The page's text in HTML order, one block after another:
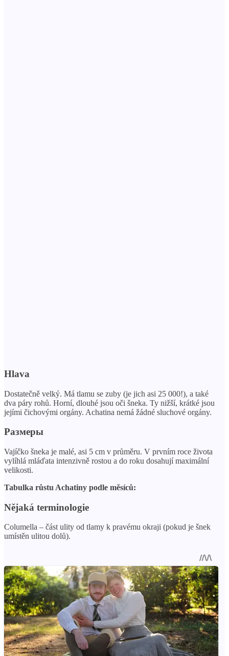
Hlava
Dostatečně velký. Má tlamu se zuby (je jich asi 25 000!), a také
dva páry rohů. Horní, dlouhé jsou oči šneka. Ty nižší, krátké jsou
jejími čichovými orgány. Achatina nemá žádné sluchové orgány.
Размеры
Vajíčko šneka je malé, asi 5 cm v průměru. V prvním roce života
vylíhlá mláďata intenzivně rostou a do roku dosahují maximální
velikosti.
Tabulka růstu Achatiny podle měsíců:
Nějaká terminologie
Columella – část ulity od tlamy k pravému okraji (pokud je šnek
umístěn ulitou dolů).